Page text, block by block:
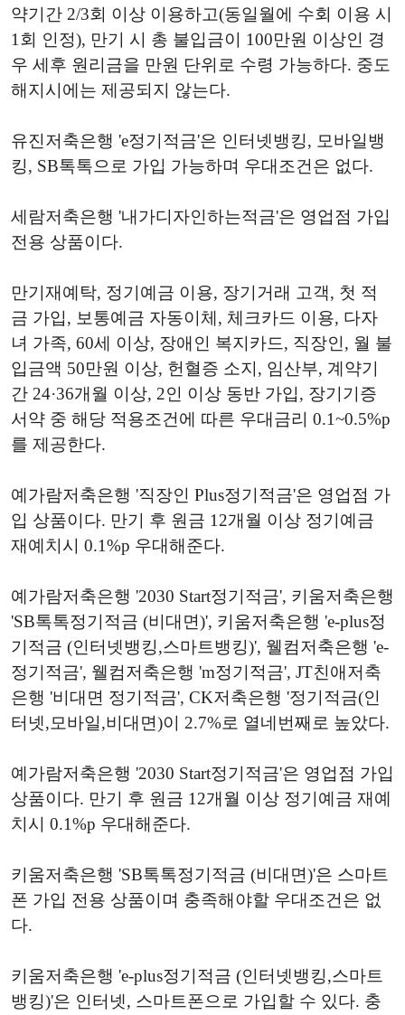
약기간 2/3회 이상 이용하고(동일월에 수회 이용 시
1회 인정), 만기 시 총 불입금이 100만원 이상인 경
우 세후 원리금을 만원 단위로 수령 가능하다. 중도
해지시에는 제공되지 않는다.
유진저축은행 'e정기적금'은 인터넷뱅킹, 모바일뱅
킹, SB톡톡으로 가입 가능하며 우대조건은 없다.
세람저축은행 '내가디자인하는적금'은 영업점 가입
전용 상품이다.
만기재예탁, 정기예금 이용, 장기거래 고객, 첫 적
금 가입, 보통예금 자동이체, 체크카드 이용, 다자
녀 가족, 60세 이상, 장애인 복지카드, 직장인, 월 불
입금액 50만원 이상, 헌혈증 소지, 임산부, 계약기
간 24·36개월 이상, 2인 이상 동반 가입, 장기기증
서약 중 해당 적용조건에 따른 우대금리 0.1~0.5%p
를 제공한다.
예가람저축은행 '직장인 Plus정기적금'은 영업점 가
입 상품이다. 만기 후 원금 12개월 이상 정기예금
재예치시 0.1%p 우대해준다.
예가람저축은행 '2030 Start정기적금', 키움저축은행
'SB톡톡정기적금 (비대면)', 키움저축은행 'e-plus정
기적금 (인터넷뱅킹,스마트뱅킹)', 웰컴저축은행 'e-
정기적금', 웰컴저축은행 'm정기적금', JT친애저축
은행 '비대면 정기적금', CK저축은행 '정기적금(인
터넷,모바일,비대면)이 2.7%로 열네번째로 높았다.
예가람저축은행 '2030 Start정기적금'은 영업점 가입
상품이다. 만기 후 원금 12개월 이상 정기예금 재예
치시 0.1%p 우대해준다.
키움저축은행 'SB톡톡정기적금 (비대면)'은 스마트
폰 가입 전용 상품이며 충족해야할 우대조건은 없
다.
키움저축은행 'e-plus정기적금 (인터넷뱅킹,스마트
뱅킹)'은 인터넷, 스마트폰으로 가입할 수 있다. 충